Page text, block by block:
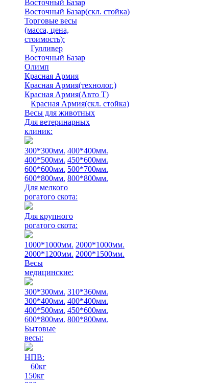
Восточный Базар
Восточный Базар(скл. стойка)
Торговые весы
(масса, цена,
стоимость):
Гулливер
Восточный Базар
Олимп
Красная Армия
Красная Армия(технолог.)
Красная Армия(Авто Т)
Красная Армия(скл. стойка)
Весы для животных
Для ветеринарных
клиник:
300*300мм. 400*400мм.
400*500мм. 450*600мм.
600*600мм. 500*700мм.
600*800мм. 800*800мм.
Для мелкого
рогатого скота:
Для крупного
рогатого скота:
1000*1000мм. 2000*1000мм.
2000*1200мм. 2000*1500мм.
Весы
медицинские:
300*300мм. 310*360мм.
300*400мм. 400*400мм.
400*500мм. 450*600мм.
600*800мм. 800*800мм.
Бытовые
весы:
НПВ:
60кг
150кг